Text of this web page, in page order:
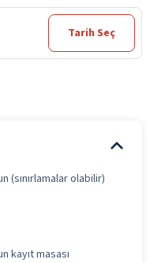
Tarih Seç
(sınırlamalar olabilir)
kayıt masası